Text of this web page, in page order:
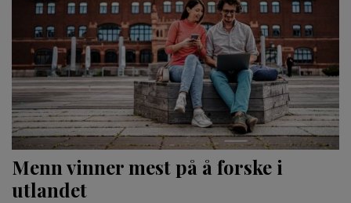
Menn vinner mest på å forske i
utlandet